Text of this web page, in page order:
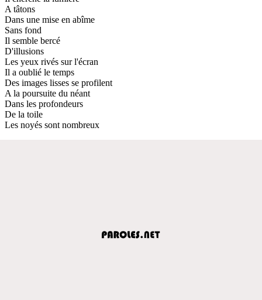
A tâtons
Dans une mise en abîme
Sans fond
Il semble bercé
D'illusions
Les yeux rivés sur l'écran
Il a oublié le temps
Des images lisses se profilent
A la poursuite du néant
Dans les profondeurs
De la toile
Les noyés sont nombreux